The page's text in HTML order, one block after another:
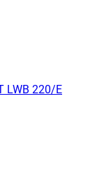
220/E